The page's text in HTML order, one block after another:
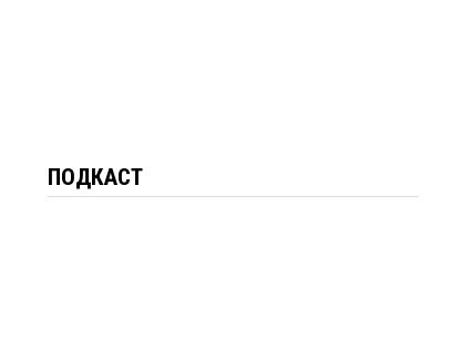
ПОДКАСТ